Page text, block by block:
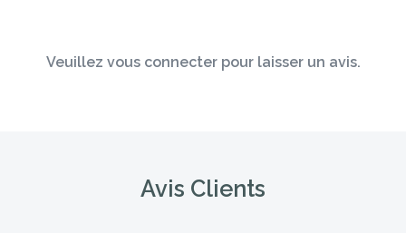
Veuillez vous connecter pour laisser un avis.
Avis Clients